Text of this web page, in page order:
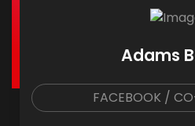
Adams
FACEBOOK /